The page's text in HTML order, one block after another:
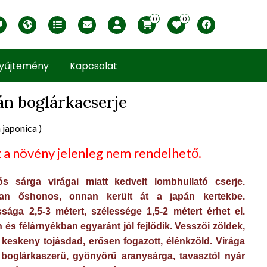
version
Télállósági zónák
Nyomtatható ABC árjegyzék
Profilom
0 0
Facebook
Kapcsolat
view
boglárkacserje
)
a növény jelenleg nem rendelhető.
sárga virágai miatt kedvelt lombhullató cserje.
őshonos, onnan került át a japán kertekbe.
2,5-3 métert, szélessége 1,5-2 métert érhet el.
és félárnyékban egyaránt jól fejlődik. Vesszői zöldek,
keskeny tojásdad, erősen fogazott, élénkzöld. Virága
gyönyörű aranysárga, tavasztól nyár